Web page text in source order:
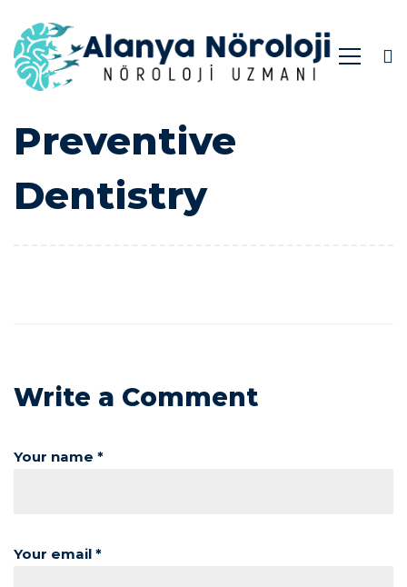
Preventive
Dentistry
Preventive
Dentistry
Write a Comment
Your name *
Your email *